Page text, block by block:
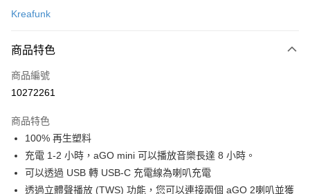
付款後7-11取貨
宅配
每筆NT$130，滿NT$399(含以上)免運費
Kreafunk
商品特色
商品編號
10272261
商品特色
100% 再生塑料
充電 1-2 小時，aGO mini 可以播放音樂長達 8 小時。
可以透過 USB 轉 USB-C 充電線為喇叭充電
透過立體聲播放 (TWS) 功能，您可以連接兩個 aGO 2喇叭並獲